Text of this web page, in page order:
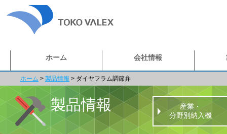
ホーム 会社情報
ホーム > 製品情報 > ダイヤフラム調節弁
製品情報
産業・
分野別納入機